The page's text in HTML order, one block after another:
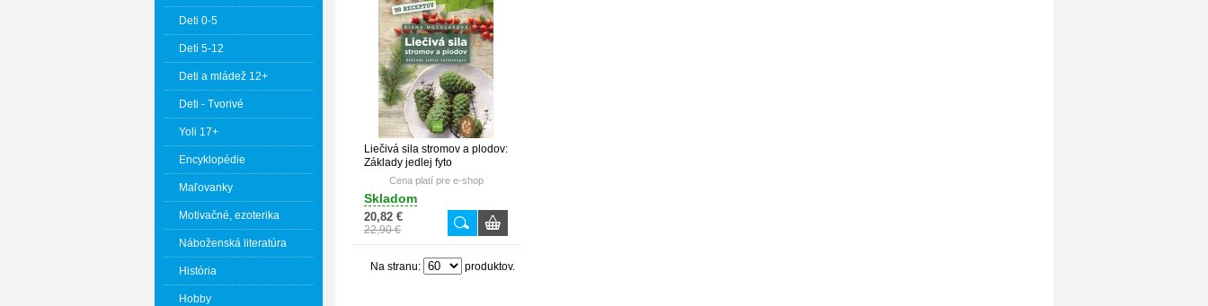
Deti 0-5
Deti 5-12
Deti a mládež 12+
Deti - Tvorivé
Yoli 17+
Encyklopédie
Maľovanky
Motivačné, ezoterika
Náboženská literatúra
História
Hobby
Liečivá sila stromov a plodov:
Základy jedlej fyto
Cena platí pre e-shop
Skladom
20,82 €
22,90 €
Na stranu: produktov.